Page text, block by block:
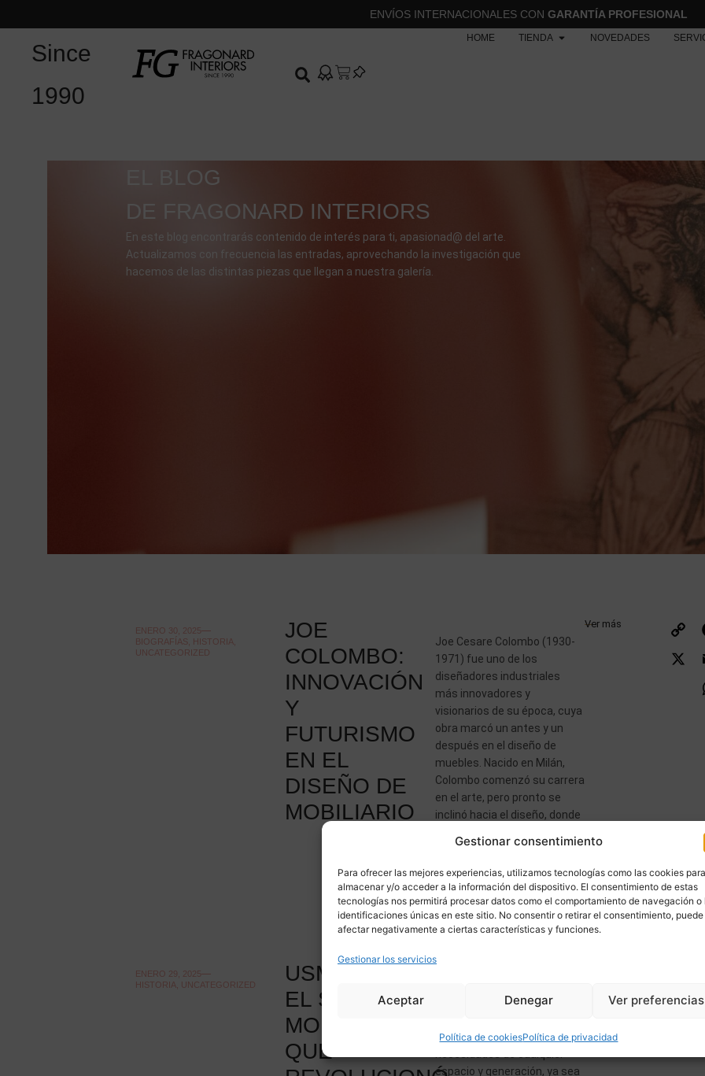
Gestionar consentimiento
Para ofrecer las mejores experiencias, utilizamos tecnologías como las cookies para
almacenar y/o acceder a la información del dispositivo. El consentimiento de estas
tecnologías nos permitirá procesar datos como el comportamiento de navegación o
identificaciones únicas en este sitio. No consentir o retirar el consentimiento, puede
afectar negativamente a ciertas características y funciones.
Gestionar los servicios
Aceptar Denegar Ver preferencias
Política de cookiesPolítica de privacidad
ENVÍOS INTERNACIONALES CON GARANTÍA PROFESIONAL
Since
1990
HOME TIENDA NOVEDADES
EL BLOG
DE FRAGONARD INTERIORS
En este blog encontrarás contenido de interés para ti, apasionad@ del arte.
Actualizamos con frecuencia las entradas, aprovechando la investigación que
hacemos de las distintas piezas que llegan a nuestra galería.
ENERO 30, 2025
BIOGRAFÍAS
HISTORIA
UNCATEGORIZED
JOE
COLOMBO:
INNOVACIÓN
Y
FUTURISMO
EN EL
DISEÑO DE
MOBILIARIO
Joe Cesare Colombo (1930-
1971) fue uno de los
diseñadores industriales
más innovadores y
visionarios de su época, cuya
obra marcó un antes y un
después en el diseño de
muebles. Nacido en Milán,
Colombo comenzó su carrera
en el arte, pero pronto se
inclinó hacia el diseño, donde
propuestas más audaces […]
Ver más
ENERO 29, 2025
HISTORIA
UNCATEGORIZED
USM HALLER:
EL SISTEMA
MODULAR
QUE
sinónimo de un diseño
capaz de adaptarse a las
espacio y generación, ya sea
X